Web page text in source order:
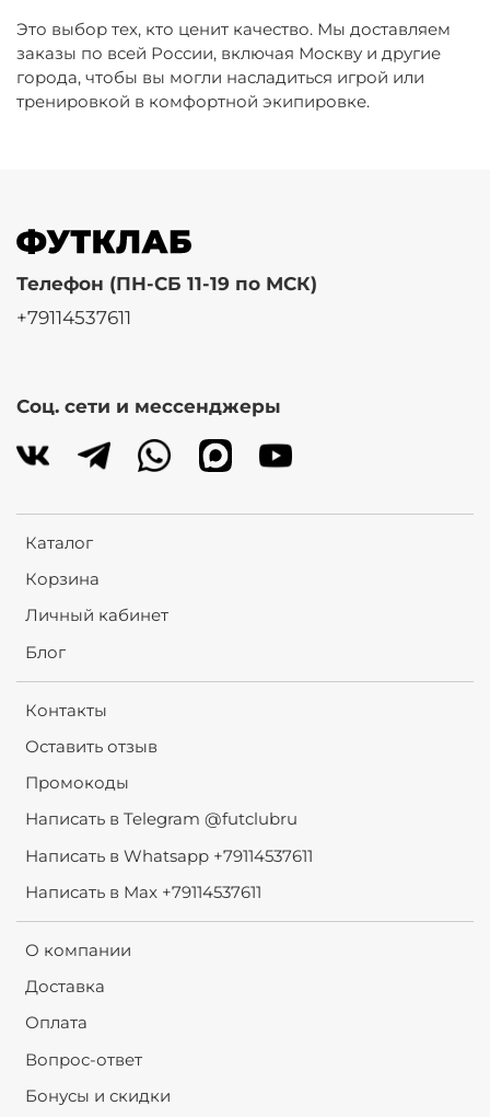
Это выбор тех, кто ценит качество. Мы доставляем
заказы по всей России, включая Москву и другие
города, чтобы вы могли насладиться игрой или
тренировкой в комфортной экипировке.
Каталог
Корзина
Личный кабинет
Блог
Контакты
Оставить отзыв
Промокоды
Написать в Telegram @futclubru
Написать в Whatsapp +79114537611
Написать в Max +79114537611
О компании
Доставка
Оплата
Вопрос-ответ
Бонусы и скидки
Телефон (ПН-СБ 11-19 по МСК)
+79114537611
Соц. сети и мессенджеры